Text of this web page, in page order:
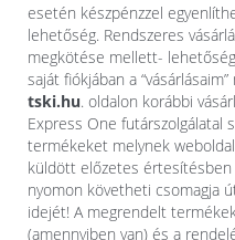
esetén készpénzzel
lehetőség. Rendszeres
megkötése mellett-
saját fiókjában a
tski.hu. oldalon korábbi
Express One futárszolgálatal
termékeket melynek
küldött előzetes értesítésben
nyomon követheti csomagja
idejét! A megrendelt
(amennyiben van) és a